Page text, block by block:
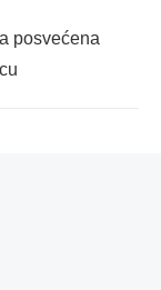
posvećena